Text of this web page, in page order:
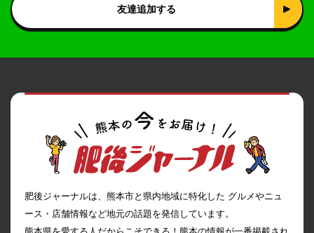
友達追加する
肥後ジャーナルは、熊本市と県内地域に特化した グルメやニュ
ース・店舗情報など地元の話題を発信しています。